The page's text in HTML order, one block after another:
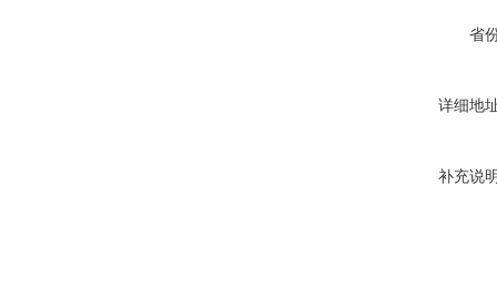
省
详细地
补充说